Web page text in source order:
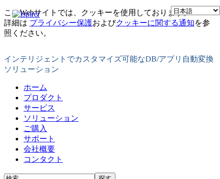
このWebサイトでは、クッキーを使用しております。
詳細は プライバシー保護およびクッキーに関する通知を参
照ください。
インテリジェントでカスタマイズ可能なDB/アプリ自動変換
ソリューション
ホーム
プロダクト
サービス
ソリューション
ご購入
サポート
会社概要
コンタクト